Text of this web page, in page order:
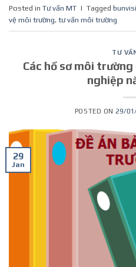
Posted in Tư vấn MT | Tagged
vệ môi trường, tư vấn môi trường
TƯ
Các hồ sơ môi
nghiệp
POSTED ON 29/
29
Jan